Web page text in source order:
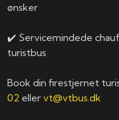
ønsker
✔️ Servicemindede
turistbus
Book din firestjernet
02 ellervt@vtbus.dk